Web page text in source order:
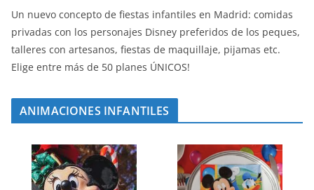
Un nuevo concepto de fiestas infantiles en Madrid: comidas
privadas con los personajes Disney preferidos de los peques,
talleres con artesanos, fiestas de maquillaje, pijamas etc.
Elige entre más de 50 planes ÚNICOS!
ANIMACIONES INFANTILES